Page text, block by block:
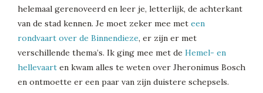
helemaal gerenoveerd en leer je, letterlijk, de achterkant
van de stad kennen. Je moet zeker mee met een
rondvaart over de Binnendieze, er zijn er met
verschillende thema’s. Ik ging mee met de Hemel- en
hellevaart en kwam alles te weten over Jheronimus Bosch
en ontmoette er een paar van zijn duistere schepsels.